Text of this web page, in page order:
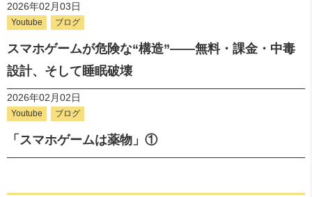
2026年02月03日
Youtube ブログ
スマホゲームが危険な“構造”――無料・課金・中毒
設計、そして睡眠破壊
2026年02月02日
Youtube ブログ
「スマホゲームは薬物」①